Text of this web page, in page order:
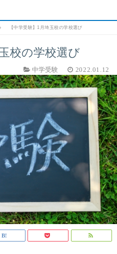
【中学受験】1月埼玉校の学校選び
校の学校選び
中学受験 2022.01.12